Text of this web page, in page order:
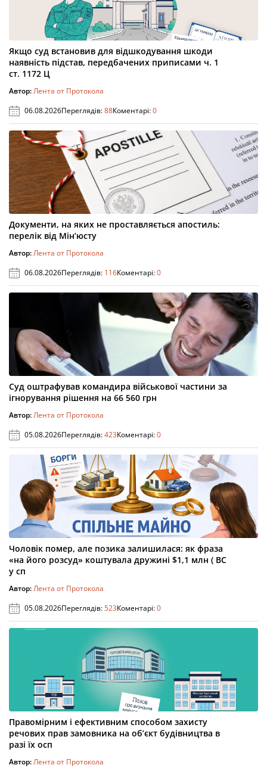
Якщо суд встановив для відшкодування шкоди
наявність підстав, передбачених приписами ч. 1
ст. 1172 Ц
Автор:Лента от Протокола
06.08.2026Переглядів:88Коментарі:0
Документи, на яких не проставляється апостиль:
перелік від Мін’юсту
Автор:Лента от Протокола
06.08.2026Переглядів: 116Коментарі:0
Суд оштрафував командира військової частини за
ігнорування рішення на 66 560 грн
Автор:Лента от Протокола
05.08.2026Переглядів:423Коментарі:0
Чоловік помер, але позика залишилася: як фраза
«на його розсуд» коштувала дружині $1,1 млн ( ВС
у сп
Автор:Лента от Протокола
05.08.2026Переглядів:523Коментарі:0
Правомірним і ефективним способом захисту
речових прав замовника на об’єкт будівництва в
разі їх осп
Автор:Лента от Протокола